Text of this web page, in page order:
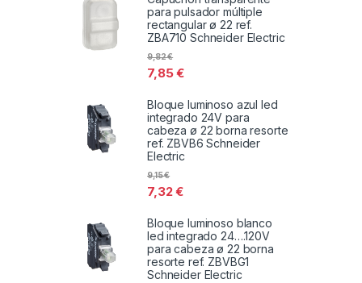
para pulsador múltiple
rectangular ø 22 ref.
ZBA710 Schneider Electric
7,85€
9,82€
Bloque luminoso azul led
integrado 24V para
cabeza ø 22 borna resorte
ref. ZBVB6 Schneider
Electric
7,32€
9,15€
Bloque luminoso blanco
led integrado 24….120V
para cabeza ø 22 borna
resorte ref. ZBVBG1
Schneider Electric